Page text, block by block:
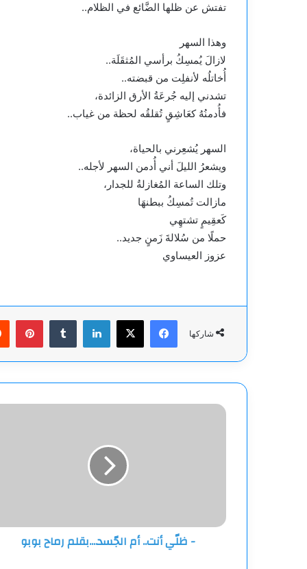
تفتش عن ظلها الضَّائع في الظلام..
وهذا السهر
لازالَ يُمسِكُ برأسي المُثقَلَة..
أُخاتلُه لأنفلِت من قبضته..
تشدني إليه جُرعَةُ الأرق الزائدة،
فأُدمنُهُ كعَاشِقٍ تُقلقُه لحظة من غياب..
السهر يُشعِرني بالحياة،
ويشعرُ الليلَ أني أُدمن السهر لأجله..
وتلك الساعة المُغازلةُ للجدار،
مازالت تُمسِكُ ببطنهَا
كَعقِيمٍ تشتهِي
حملًا من سُلالةَ زَمنٍ جديد..
عزوز العيساوي
شاركها
فيسبوك
‫X لينكدإن
-
- ظلّي أنت.. أم الجّسد....بقلم رماح بوبو